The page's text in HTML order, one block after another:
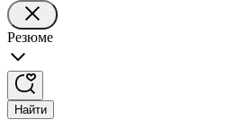
Резюме
Найти